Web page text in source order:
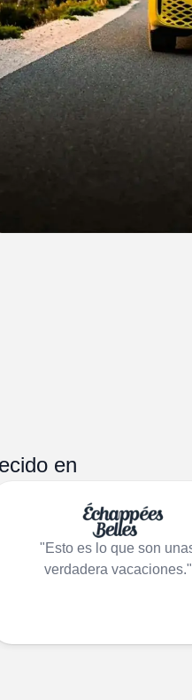
en
"Esto es lo que son
verdadera vacaciones."